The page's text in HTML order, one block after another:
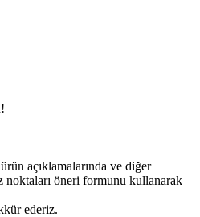
açıklamalarında ve diğer
noktaları öneri formunu kullanarak
ederiz.